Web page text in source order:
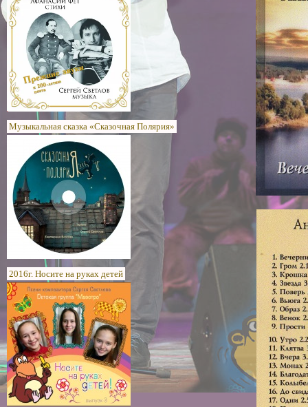
Музыкальная сказка «Сказочная Полярия»
2016г. Носите на руках детей